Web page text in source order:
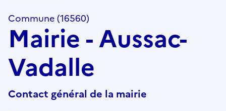
Commune (16560)
Mairie - Aussac-
Vadalle
Contact général de la mairie